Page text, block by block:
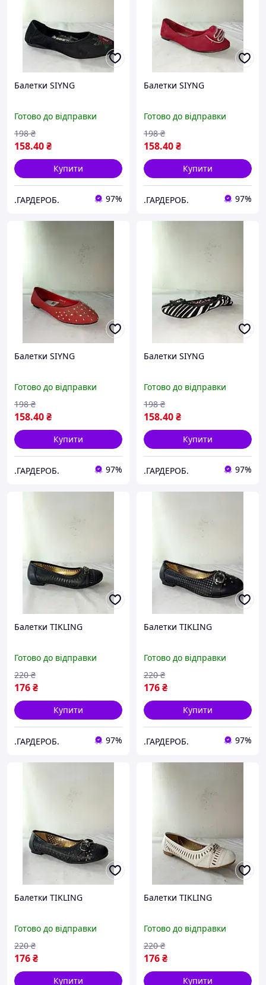
Балетки SIYNG
Готово до відправки
158.40₴
198 ₴
Купити
.ГАРДЕРОБ. 97%
Балетки SIYNG
Готово до відправки
158.40₴
198 ₴
Купити
.ГАРДЕРОБ. 97%
Балетки SIYNG
Готово до відправки
158.40₴
198 ₴
Купити
.ГАРДЕРОБ. 97%
Балетки SIYNG
Готово до відправки
158.40₴
198 ₴
Купити
.ГАРДЕРОБ. 97%
Балетки TIKLING
Готово до відправки
176₴
220 ₴
Купити
.ГАРДЕРОБ. 97%
Балетки TIKLING
Готово до відправки
176₴
220 ₴
Купити
.ГАРДЕРОБ. 97%
Балетки TIKLING
Готово до відправки
176₴
220 ₴
Купити
Балетки TIKLING
Готово до відправки
176₴
220 ₴
Купити